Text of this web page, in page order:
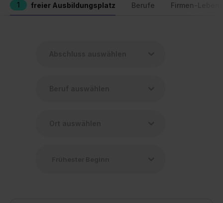
1 freier Ausbildungsplatz Berufe Firmen-